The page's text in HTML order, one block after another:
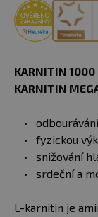
KARNITIN 1000
KARNITIN
fyzickou
snižování
srdeční a
L-karnitin je